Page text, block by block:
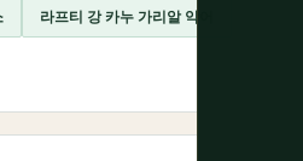
라프티 강 카누 가리알 악어